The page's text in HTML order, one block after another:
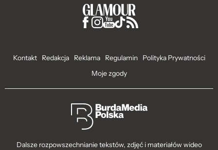
Kontakt Redakcja Reklama Regulamin
Polityka Prywatności
Moje zgody
Dalsze rozpowszechnianie tekstów, zdjęć i materiałów wideo